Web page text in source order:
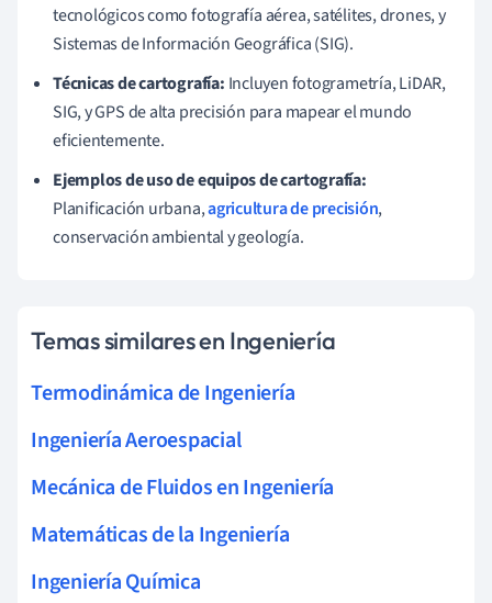
tecnológicos como fotografía aérea, satélites, drones, y
Sistemas de Información Geográfica (SIG).
Técnicas de cartografía: Incluyen fotogrametría, LiDAR,
SIG, y GPS de alta precisión para mapear el mundo
eficientemente.
Ejemplos de uso de equipos de cartografía:
Planificación urbana,agricultura de precisión,
conservación ambiental y geología.
Temas similares en Ingeniería
Termodinámica de Ingeniería
Ingeniería Aeroespacial
Mecánica de Fluidos en Ingeniería
Matemáticas de la Ingeniería
Ingeniería Química